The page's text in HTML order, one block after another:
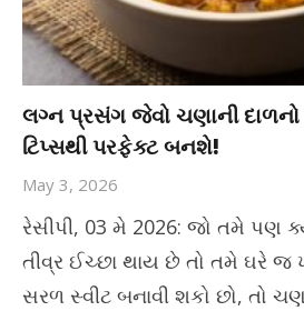
લગ્ન પ્રસંગ જેવો ચણાની દાળનો
ટિપ્સથી પરફેક્ટ બનશે!
May 3, 2026
રેસીપી, 03 મે 2026: જો તમે પણ
તીવ્ર ઈચ્છા થાય છે તો તમે ઘરે જ
સરળ સ્વીટ બનાવી શકો છો, તો